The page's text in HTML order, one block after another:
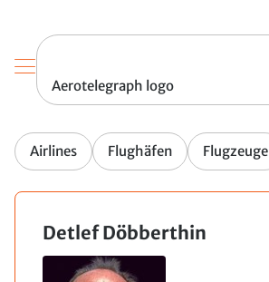
Aerotelegraph logo
Airlines Flughäfen Flugzeuge
Detlef Döbberthin